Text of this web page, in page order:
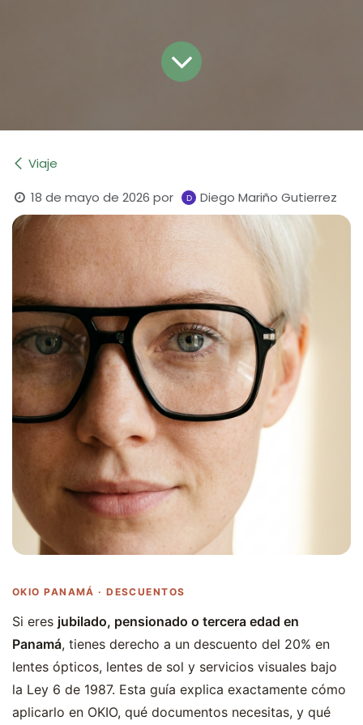
Viaje
18 de mayo de 2026 por Diego Mariño Gutierrez
OKIO PANAMÁ · DESCUENTOS
Si eres jubilado, pensionado o tercera edad en
Panamá, tienes derecho a un descuento del 20% en
lentes ópticos, lentes de sol y servicios visuales bajo
la Ley 6 de 1987. Esta guía explica exactamente cómo
aplicarlo en OKIO, qué documentos necesitas, y qué